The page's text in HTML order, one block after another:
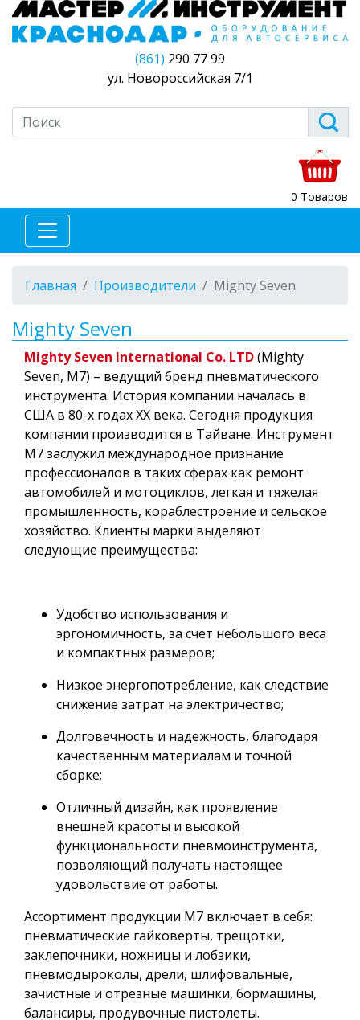
(861) 290 77 99
ул. Новороссийская 7/1
0 Товаров
Главная Производители Mighty Seven
Mighty Seven
Mighty Seven International Co. LTD(Mighty
Seven, M7) – ведущий бренд пневматического
инструмента. История компании началась в
США в 80-х годах XX века. Сегодня продукция
компании производится в Тайване. Инструмент
M7 заслужил международное признание
профессионалов в таких сферах как ремонт
автомобилей и мотоциклов, легкая и тяжелая
промышленность, кораблестроение и сельское
хозяйство. Клиенты марки выделяют
следующие преимущества:
Удобство использования и
эргономичность, за счет небольшого веса
и компактных размеров;
Низкое энергопотребление, как следствие
снижение затрат на электричество;
Долговечность и надежность, благодаря
качественным материалам и точной
сборке;
Отличный дизайн, как проявление
внешней красоты и высокой
функциональности пневмоинструмента,
позволяющий получать настоящее
удовольствие от работы.
Ассортимент продукции M7 включает в себя:
пневматические гайковерты, трещотки,
заклепочники, ножницы и лобзики,
пневмодыроколы, дрели, шлифовальные,
зачистные и отрезные машинки, бормашины,
балансиры, продувочные пистолеты.